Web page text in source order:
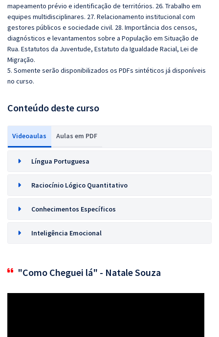
mapeamento prévio e identificação de territórios. 26. Trabalho em
equipes multidisciplinares. 27. Relacionamento institucional com
gestores públicos e sociedade civil. 28. Importância dos censos,
diagnósticos e levantamentos sobre a População em Situação de
Rua. Estatutos da Juventude, Estatuto da Igualdade Racial, Lei de
Migração.
5. Somente serão disponibilizados os PDFs sintéticos já disponíveis
no curso.
Conteúdo deste curso
Videoaulas Aulas em PDF
Língua Portuguesa
Raciocínio Lógico Quantitativo
Conhecimentos Específicos
Inteligência Emocional
"Como Cheguei lá" - Natale Souza